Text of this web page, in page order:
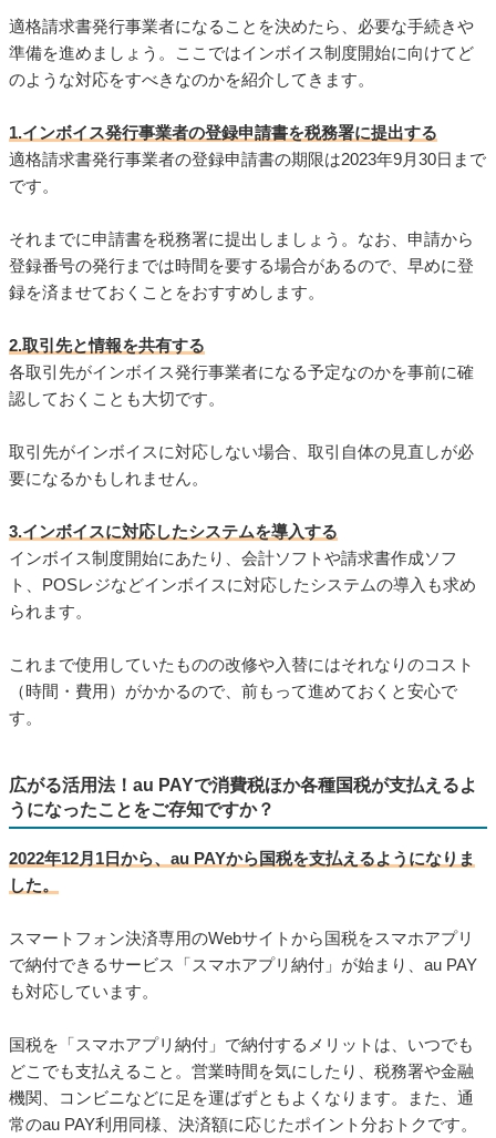
適格請求書発行事業者になることを決めたら、必要な手続きや
準備を進めましょう。ここではインボイス制度開始に向けてど
のような対応をすべきなのかを紹介してきます。
1.インボイス発行事業者の登録申請書を税務署に提出する
適格請求書発行事業者の登録申請書の期限は2023年9月30日まで
です。
それまでに申請書を税務署に提出しましょう。なお、申請から
登録番号の発行までは時間を要する場合があるので、早めに登
録を済ませておくことをおすすめします。
2.取引先と情報を共有する
各取引先がインボイス発行事業者になる予定なのかを事前に確
認しておくことも大切です。
取引先がインボイスに対応しない場合、取引自体の見直しが必
要になるかもしれません。
3.インボイスに対応したシステムを導入する
インボイス制度開始にあたり、会計ソフトや請求書作成ソフ
ト、POSレジなどインボイスに対応したシステムの導入も求め
られます。
これまで使用していたものの改修や入替にはそれなりのコスト
（時間・費用）がかかるので、前もって進めておくと安心で
す。
広がる活用法！au PAYで消費税ほか各種国税が支払えるよ
うになったことをご存知ですか？
2022年12月1日から、au PAYから国税を支払えるようになりま
した。
スマートフォン決済専用のWebサイトから国税をスマホアプリ
で納付できるサービス「スマホアプリ納付」が始まり、au PAY
も対応しています。
国税を「スマホアプリ納付」で納付するメリットは、いつでも
どこでも支払えること。営業時間を気にしたり、税務署や金融
機関、コンビニなどに足を運ばずともよくなります。また、通
常のau PAY利用同様、決済額に応じたポイント分おトクです。